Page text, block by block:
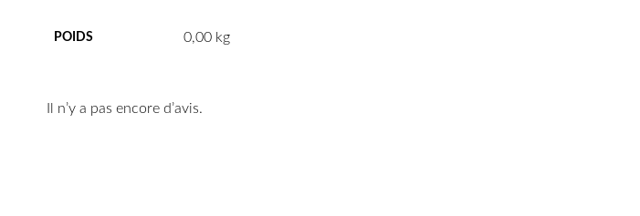
POIDS 0,00 kg
Il n’y a pas encore d’avis.